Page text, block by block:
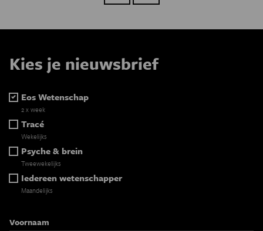
Kies je nieuwsbrief
Eos Wetenschap
2 x week
Tracé
Wekelijks
Psyche & brein
Tweewekelijks
Iedereen wetenschapper
Maandelijks
Voornaam